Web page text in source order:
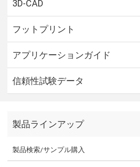
3D-CAD
フットプリント
アプリケーションガイド
信頼性試験データ
製品ラインアップ
製品検索/サンプル購入